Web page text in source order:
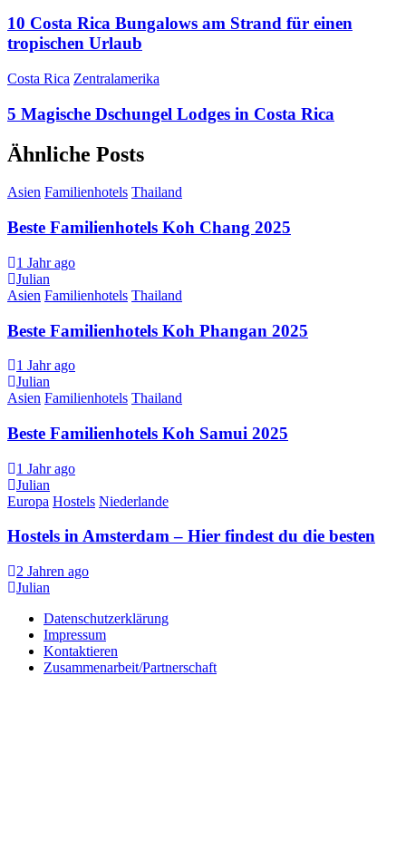
10 Costa Rica Bungalows am Strand für einen
tropischen Urlaub
Costa Rica Zentralamerika
5 Magische Dschungel Lodges in Costa Rica
Ähnliche Posts
Asien Familienhotels Thailand
Beste Familienhotels Koh Chang 2025
1 Jahr ago
Julian
Asien Familienhotels Thailand
Beste Familienhotels Koh Phangan 2025
1 Jahr ago
Julian
Asien Familienhotels Thailand
Beste Familienhotels Koh Samui 2025
1 Jahr ago
Julian
Europa Hostels Niederlande
Hostels in Amsterdam – Hier findest du die besten
2 Jahren ago
Julian
Datenschutzerklärung
Impressum
Kontaktieren
Zusammenarbeit/Partnerschaft